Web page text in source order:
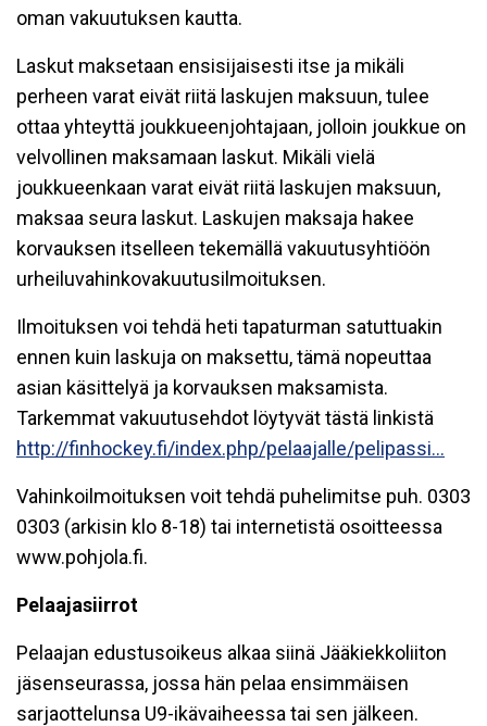
oman vakuutuksen kautta.
Laskut maksetaan ensisijaisesti itse ja mikäli
perheen varat eivät riitä laskujen maksuun, tulee
ottaa yhteyttä joukkueenjohtajaan, jolloin joukkue on
velvollinen maksamaan laskut. Mikäli vielä
joukkueenkaan varat eivät riitä laskujen maksuun,
maksaa seura laskut. Laskujen maksaja hakee
korvauksen itselleen tekemällä vakuutusyhtiöön
urheiluvahinkovakuutusilmoituksen.
Ilmoituksen voi tehdä heti tapaturman satuttuakin
ennen kuin laskuja on maksettu, tämä nopeuttaa
asian käsittelyä ja korvauksen maksamista.
Tarkemmat vakuutusehdot löytyvät tästä linkistä
http://finhockey.fi/index.php/pelaajalle/pelipassi...
Vahinkoilmoituksen voit tehdä puhelimitse puh. 0303
0303 (arkisin klo 8-18) tai internetistä osoitteessa
www.pohjola.fi.
Pelaajasiirrot
Pelaajan edustusoikeus alkaa siinä Jääkiekkoliiton
jäsenseurassa, jossa hän pelaa ensimmäisen
sarjaottelunsa U9-ikävaiheessa tai sen jälkeen.